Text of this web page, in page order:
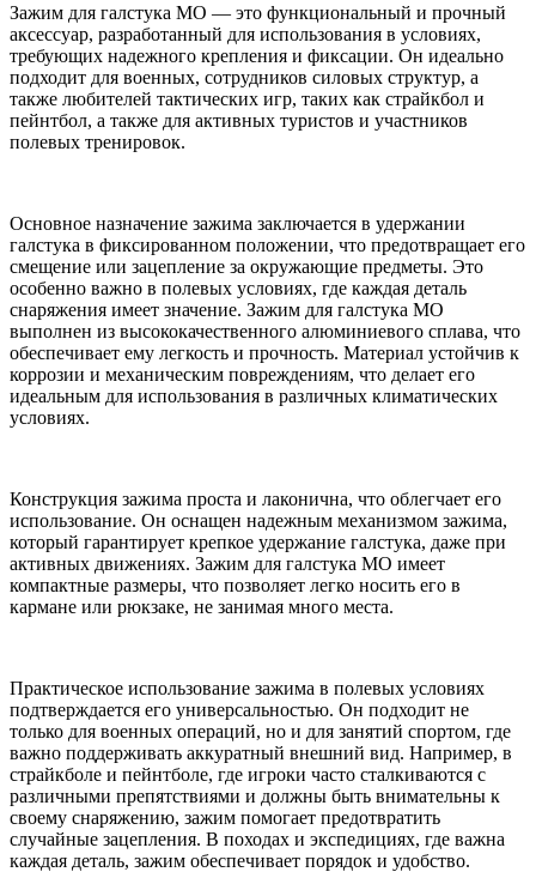
Зажим для галстука МО — это функциональный и прочный
аксессуар, разработанный для использования в условиях,
требующих надежного крепления и фиксации. Он идеально
подходит для военных, сотрудников силовых структур, а
также любителей тактических игр, таких как страйкбол и
пейнтбол, а также для активных туристов и участников
полевых тренировок.
Основное назначение зажима заключается в удержании
галстука в фиксированном положении, что предотвращает его
смещение или зацепление за окружающие предметы. Это
особенно важно в полевых условиях, где каждая деталь
снаряжения имеет значение. Зажим для галстука МО
выполнен из высококачественного алюминиевого сплава, что
обеспечивает ему легкость и прочность. Материал устойчив к
коррозии и механическим повреждениям, что делает его
идеальным для использования в различных климатических
условиях.
Конструкция зажима проста и лаконична, что облегчает его
использование. Он оснащен надежным механизмом зажима,
который гарантирует крепкое удержание галстука, даже при
активных движениях. Зажим для галстука МО имеет
компактные размеры, что позволяет легко носить его в
кармане или рюкзаке, не занимая много места.
Практическое использование зажима в полевых условиях
подтверждается его универсальностью. Он подходит не
только для военных операций, но и для занятий спортом, где
важно поддерживать аккуратный внешний вид. Например, в
страйкболе и пейнтболе, где игроки часто сталкиваются с
различными препятствиями и должны быть внимательны к
своему снаряжению, зажим помогает предотвратить
случайные зацепления. В походах и экспедициях, где важна
каждая деталь, зажим обеспечивает порядок и удобство.